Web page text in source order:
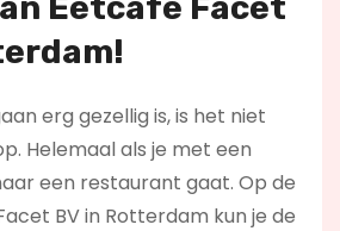
erg gezellig is, is het niet
Helemaal als je met een
een restaurant gaat. Op de
BV in Rotterdam kun je de